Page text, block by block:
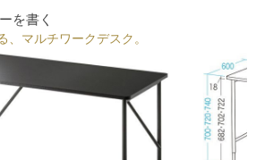
を書く
マルチワークデスク。